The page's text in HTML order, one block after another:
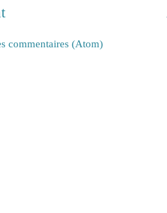
commentaires (Atom)